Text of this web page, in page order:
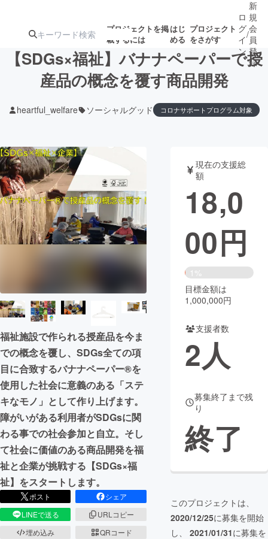
プロジェクトを掲
載するには
はじ
める
プロジェクト
をさがす
ジェクト
ターン
ジェクト
募集終了が近いプ
ロジェクト
もうすぐ公開
されます
アート・写真 音楽
テクノロジー・ガジェット ゲーム・
映像・映画
ビジネス・起業 チャレンジ
まちづくり・地域活性化
CAMPFIRE Creation
CAMPFIREふるさと納税machi-ya コミュニティ
ロ
グ
イ
ン
/
新
規
会
員
登
録
【SDGs×福祉】バナナペーパーで授
産品の概念を覆す商品開発
heartful_welfare ソーシャルグッド コロナサポートプログラム対象
福祉施設で作られる授産品を今ま
での概念を覆し、SDGs全ての項
目に合致するバナナペーパー®を
使用した社会に意義のある「ステ
キなモノ」として作り上げます。
障がいがある利用者がSDGsに関
わる事での社会参加と自立。そし
て社会に価値のある商品開発を福
祉と企業が挑戦する【SDGs×福
祉】をスタートします。
ポスト
シェア
LINEで送る
URLコピー
埋め込み
QRコード
現在の支援総
額
18,0
00円
1%
目標金額は
1,000,000円
支援者数
2人
募集終了まで残
り
終了
このプロジェクトは、
2020/12/25に募集を開始
し、 2021/01/31に募集を